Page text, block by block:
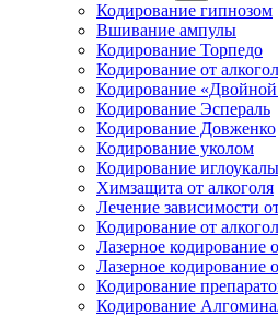
Кодирование гипнозом
Вшивание ампулы
Кодирование Торпедо
Кодирование от
Кодирование «Двойной
Кодирование Эспераль
Кодирование Довженко
Кодирование уколом
Кодирование
Химзащита от алкоголя
Лечение зависимости
Кодирование от
Лазерное кодирование
Лазерное кодирование
Кодирование
Кодирование